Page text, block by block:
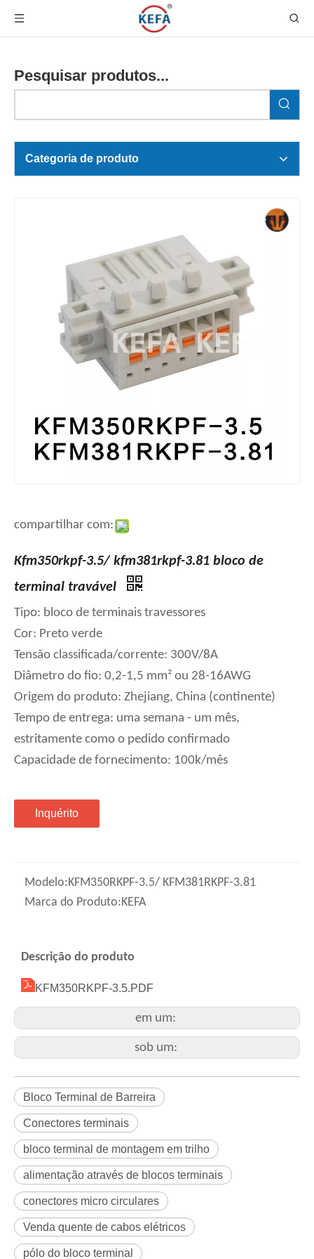
Pesquisar produtos...
Categoria de produto
compartilhar com:
Kfm350rkpf-3.5/ kfm381rkpf-3.81 bloco de
terminal travável
Tipo: bloco de terminais travessores
Cor: Preto verde
Tensão classificada/corrente: 300V/8A
Diâmetro do fio: 0,2-1,5 mm² ou 28-16AWG
Origem do produto: Zhejiang, China (continente)
Tempo de entrega: uma semana - um mês,
estritamente como o pedido confirmado
Capacidade de fornecimento: 100k/mês
Inquérito
Modelo:KFM350RKPF-3.5/ KFM381RKPF-3.81
Marca do Produto:KEFA
Descrição do produto
KFM350RKPF-3.5.PDF
em um:
sob um:
Bloco Terminal de Barreira
Conectores terminais
bloco terminal de montagem em trilho
alimentação através de blocos terminais
conectores micro circulares
Venda quente de cabos elétricos
pólo do bloco terminal